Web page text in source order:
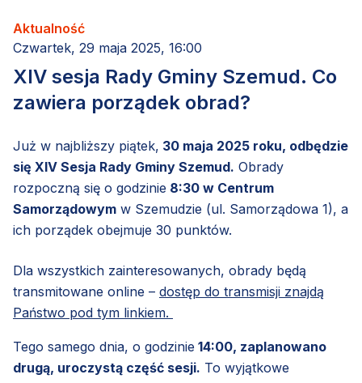
Aktualność
Czwartek, 29 maja 2025, 16:00
XIV sesja Rady Gminy Szemud. Co
zawiera porządek obrad?
Już w najbliższy piątek, 30 maja 2025 roku, odbędzie
się XIV Sesja Rady Gminy Szemud. Obrady
rozpoczną się o godzinie 8:30 w Centrum
Samorządowym w Szemudzie (ul. Samorządowa 1), a
ich porządek obejmuje 30 punktów.
Dla wszystkich zainteresowanych, obrady będą
transmitowane online – dostęp do transmisji znajdą
Państwo pod tym linkiem.
Tego samego dnia, o godzinie 14:00, zaplanowano
drugą, uroczystą część sesji. To wyjątkowe